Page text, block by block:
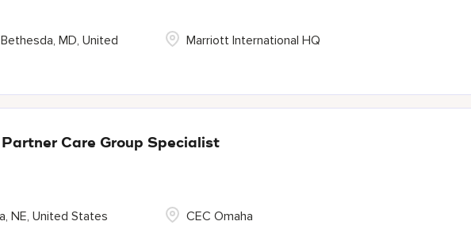
MD, United
Marriott International HQ
Care Group Specialist
NE, United States
CEC Omaha